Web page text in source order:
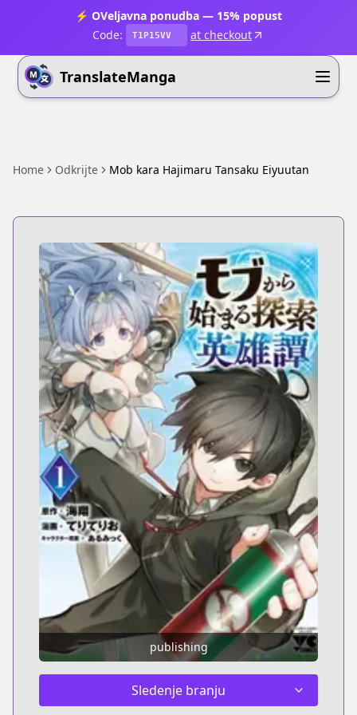
⚡ OVeljavna ponudba — 15% popust
Code:
T1P15VV at checkout
TranslateManga
Home Odkrijte Mob kara Hajimaru Tansaku Eiyuutan
publishing
Sledenje branju